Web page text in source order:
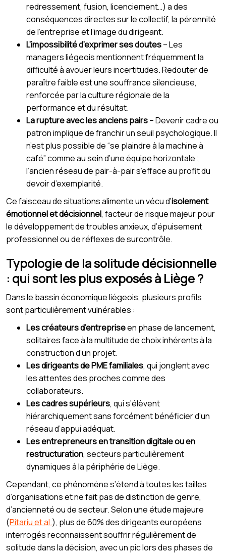
redressement, fusion, licenciement…) a des
conséquences directes sur le collectif, la pérennité
de l’entreprise et l’image du dirigeant.
L’impossibilité d’exprimer ses doutes– Les
managers liégeois mentionnent fréquemment la
difficulté à avouer leurs incertitudes. Redouter de
paraître faible est une souffrance silencieuse,
renforcée par la culture régionale de la
performance et du résultat.
La rupture avec les anciens pairs– Devenir cadre ou
patron implique de franchir un seuil psychologique. Il
n’est plus possible de “se plaindre à la machine à
café” comme au sein d’une équipe horizontale ;
l’ancien réseau de pair-à-pair s’efface au profit du
devoir d’exemplarité.
Ce faisceau de situations alimente un vécu d’isolement
émotionnel et décisionnel, facteur de risque majeur pour
le développement de troubles anxieux, d’épuisement
professionnel ou de réflexes de surcontrôle.
Typologie de la solitude décisionnelle
: qui sont les plus exposés à Liège ?
Dans le bassin économique liégeois, plusieurs profils
sont particulièrement vulnérables :
Les créateurs d’entrepriseen phase de lancement,
solitaires face à la multitude de choix inhérents à la
construction d’un projet.
Les dirigeants de PME familiales, qui jonglent avec
les attentes des proches comme des
collaborateurs.
Les cadres supérieurs, qui s’élèvent
hiérarchiquement sans forcément bénéficier d’un
réseau d’appui adéquat.
Les entrepreneurs en transition digitale ou en
restructuration, secteurs particulièrement
dynamiques à la périphérie de Liège.
Cependant, ce phénomène s’étend à toutes les tailles
d’organisations et ne fait pas de distinction de genre,
d’ancienneté ou de secteur. Selon une étude majeure
(Pitariu et al.), plus de 60% des dirigeants européens
interrogés reconnaissent souffrir régulièrement de
solitude dans la décision, avec un pic lors des phases de